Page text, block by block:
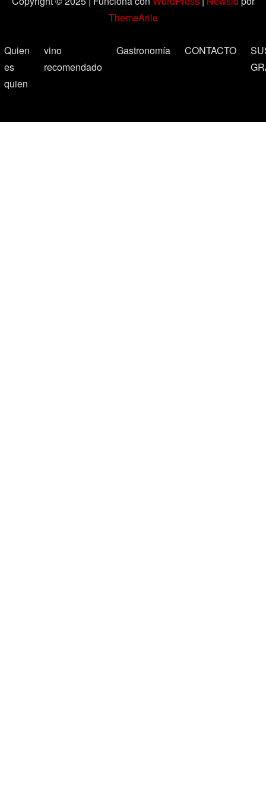
ThemeArile
Quien
es
quien
vino
recomendado
Gastronomía CONTACTO